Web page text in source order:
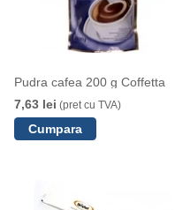
Pudra cafea 200 g Coffetta
7,63 lei (pret cu TVA)